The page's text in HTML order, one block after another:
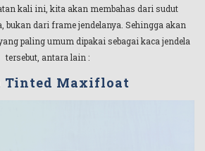
kali ini, kita akan membahas dari sudut
bukan dari frame jendelanya. Sehingga akan
paling umum dipakai sebagai kaca jendela
tersebut, antara lain :
Tinted Maxifloat